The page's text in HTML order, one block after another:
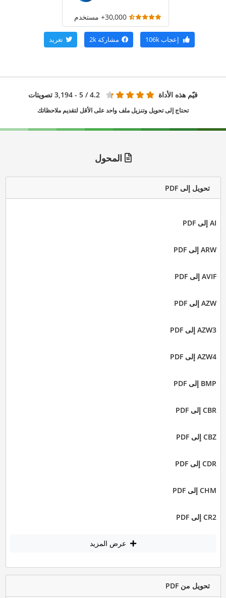
30,000+ مستخدم
إعجاب106k مشاركة 2k تغريد
قيّم هذه الأداة 4.2 / 5 - 3,194 تصويتات
تحتاج إلى تحويل وتنزيل ملف واحد على الأقل لتقديم ملاحظاتك
المحول
تحويل إلى PDF
AI إلى PDF
ARW إلى PDF
AVIF إلى PDF
AZW إلى PDF
AZW3 إلى PDF
AZW4 إلى PDF
BMP إلى PDF
CBR إلى PDF
CBZ إلى PDF
CDR إلى PDF
CHM إلى PDF
CR2 إلى PDF
عرض المزيد
تحويل من PDF